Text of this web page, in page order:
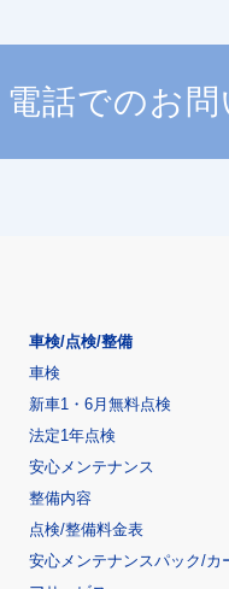
電話でのお
車検/点検/整備
車検
新車1・6月無料点検
法定1年点検
安心メンテナンス
整備内容
点検/整備料金表
安心メンテナンスパック/カ